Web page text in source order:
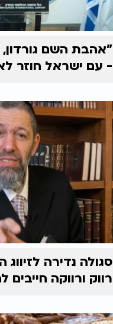
"אהבת השם גורדון,
- עם ישראל חוזר
סגולה נדירה לזיווג
רווק ורווקה חייבים